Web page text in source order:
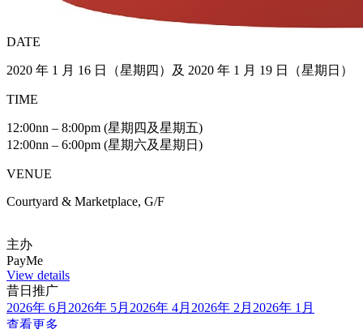
DATE
2020 年 1 月 16 日（星期四）及 2020 年 1 月 19 日（星期日）
TIME
12:00nn – 8:00pm (星期四及星期五)
12:00nn – 6:00pm (星期六及星期日)
VENUE
Courtyard & Marketplace, G/F
主办
PayMe
View details
昔日推广
2026年 6月 2026年 5月 2026年 4月 2026年 2月 2026年 1月
查看更多